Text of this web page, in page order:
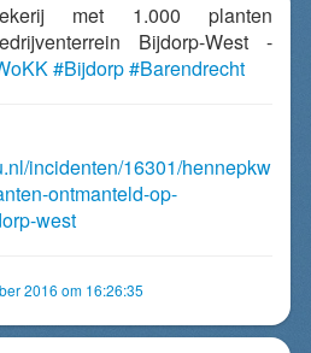
met 1.000 planten
Bijdorp-West -
#Bijdorp#Barendrecht
incidenten/16301/hennepkw
ontmanteld-op-
west
2016 om 16:26:35